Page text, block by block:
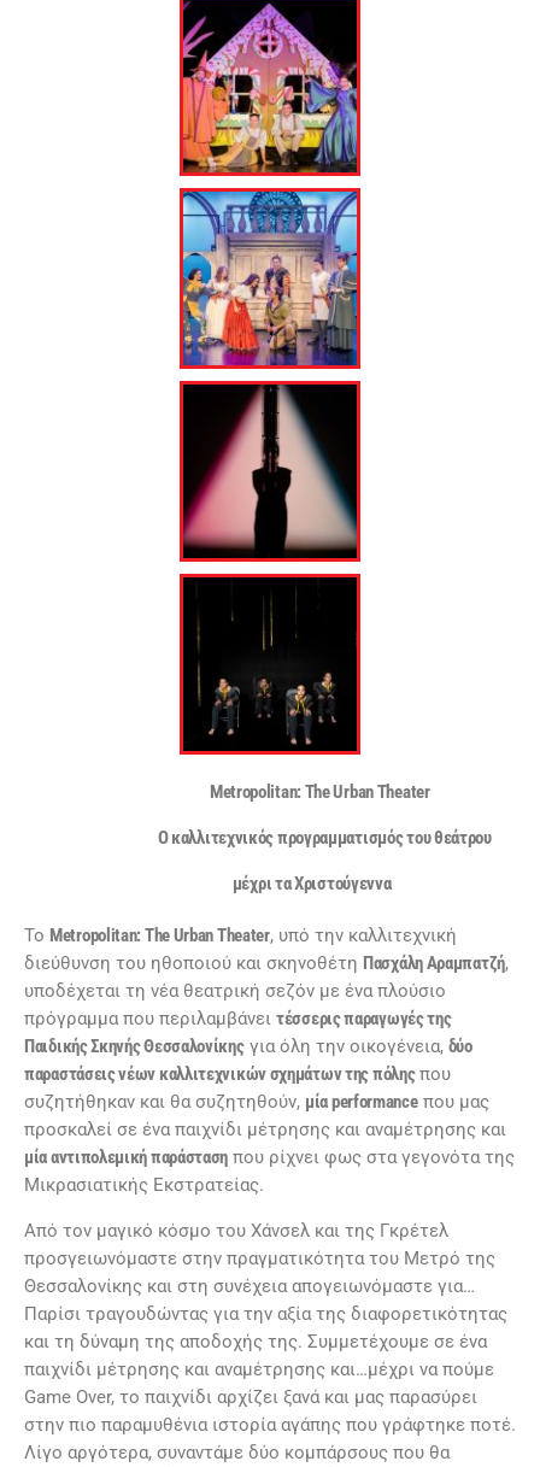
Metropolitan: The Urban Theater
Ο καλλιτεχνικός προγραμματισμός του θεάτρου
μέχρι τα Χριστούγεννα
Το Metropolitan:TheUrbanTheater, υπό την καλλιτεχνική
διεύθυνση του ηθοποιού και σκηνοθέτη Πασχάλη Αραμπατζή,
υποδέχεται τη νέα θεατρική σεζόν με ένα πλούσιο
πρόγραμμα που περιλαμβάνει τέσσερις παραγωγές της
Παιδικής Σκηνής Θεσσαλονίκηςγια όλη την οικογένεια, δύο
παραστάσεις νέων καλλιτεχνικών σχημάτων της πόληςπου
συζητήθηκαν και θα συζητηθούν, μίαperformanceπου μας
προσκαλεί σε ένα παιχνίδι μέτρησης και αναμέτρησης και
μία αντιπολεμική παράσταση που ρίχνει φως στα γεγονότα της
Μικρασιατικής Εκστρατείας.
Από τον μαγικό κόσμο του Χάνσελ και της Γκρέτελ
προσγειωνόμαστε στην πραγματικότητα του Μετρό της
Θεσσαλονίκης και στη συνέχεια απογειωνόμαστε για…
Παρίσι τραγουδώντας για την αξία της διαφορετικότητας
και τη δύναμη της αποδοχής της. Συμμετέχουμε σε ένα
παιχνίδι μέτρησης και αναμέτρησης και…μέχρι να πούμε
Game Over, το παιχνίδι αρχίζει ξανά και μας παρασύρει
στην πιο παραμυθένια ιστορία αγάπης που γράφτηκε ποτέ.
Λίγο αργότερα, συναντάμε δύο κομπάρσους που θα